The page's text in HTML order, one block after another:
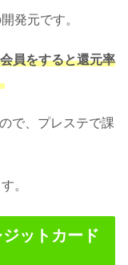
発元です。
員をすると還元率
で、プレステで課
。
ットカード